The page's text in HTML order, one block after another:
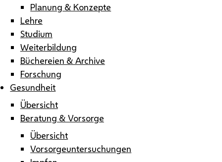
Planung & Konzepte
Lehre
Studium
Weiterbildung
Büchereien & Archive
Forschung
Gesundheit
Übersicht
Beratung & Vorsorge
Übersicht
Vorsorgeuntersuchungen